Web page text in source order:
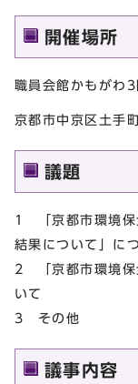
開催場所
職員会館かもがわ
京都市中京区土手
議題
1 「京都市環境保
結果について」に
2 「京都市環境保
いて
3 その他
議事内容